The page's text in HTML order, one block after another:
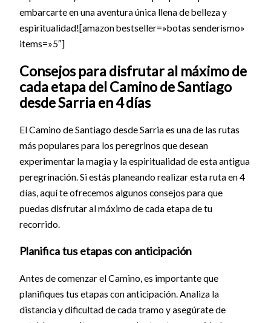
embarcarte en una aventura única llena de belleza y
espiritualidad![amazon bestseller=»botas senderismo»
items=»5″]
Consejos para disfrutar al máximo de
cada etapa del Camino de Santiago
desde Sarria en 4 días
El Camino de Santiago desde Sarria es una de las rutas
más populares para los peregrinos que desean
experimentar la magia y la espiritualidad de esta antigua
peregrinación. Si estás planeando realizar esta ruta en 4
días, aquí te ofrecemos algunos consejos para que
puedas disfrutar al máximo de cada etapa de tu
recorrido.
Planifica tus etapas con anticipación
Antes de comenzar el Camino, es importante que
planifiques tus etapas con anticipación. Analiza la
distancia y dificultad de cada tramo y asegúrate de